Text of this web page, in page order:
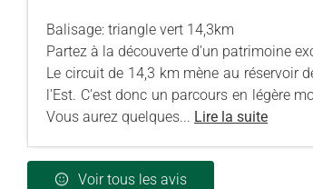
Balisage: triangle vert 14,3km
Partez à la découverte d'un patrimoine
Le circuit de 14,3 km mène au réservoir
l'Est. C'est donc un parcours en légère
Vous aurez quelques... Lire la suite
Voir tous les avis